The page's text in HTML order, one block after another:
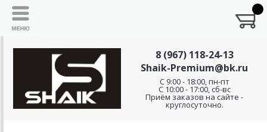
8 (967) 118-24-13
Shaik-Premium@bk.ru
C 9:00 - 18:00, пн-пт
С 10:00 - 17:00, сб-вс
Приём заказов на сайте -
круглосуточно.